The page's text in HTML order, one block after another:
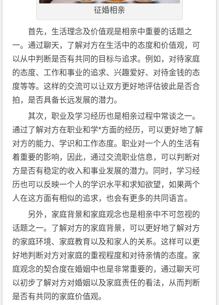
征婚相亲
首先，生活理念及价值观是相亲中重要的话题之
一。通过聊天，了解对方在生活中的态度和价值观，可
以从中判断是否有共同的目标与追求。例如，对待家庭
的态度、工作和事业的追求、兴趣爱好、对待金钱的态
度等等。这样的交流可以让双方更好地评估彼此是否合
拍，是否具备长远发展的潜力。
其次，职业及学习经历也是相亲过程中常谈之一。
通过了解对方在职业和学*方面的经历，可以更好地了解
对方的能力、学识和工作态度。职业对一个人的生活有
着重要的影响，因此，通过交流职业信息，可以判断对
方是否有稳定的收入和事业发展的潜力。同时，学习经
历也可以反映一个人的学识水平和求知欲望，如果两个
人在这方面有相似的追求，也会有更多的共同语言。
另外，家庭背景和家庭观念也是相亲中不可忽视的
话题之一。了解对方的家庭背景，可以更好地了解对方
的家庭环境、家庭教育以及和家人的关系。这样可以更
好地判断对方对家庭的重视程度和对待亲情的态度。家
庭观念的契合度在婚姻中也是非常重要的，通过聊天可
以初步了解对方对婚姻以及家庭责任的看法，从而判断
是否有共同的家庭价值观。